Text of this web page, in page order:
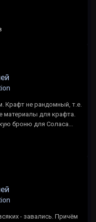
Крафт не рандомный, т.е.
материалы для крафта.
броню для Соласа...
- завались. Причём